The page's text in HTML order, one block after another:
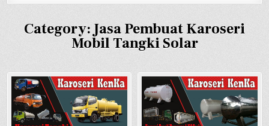
Category: Jasa Pembuat Karoseri
Mobil Tangki Solar